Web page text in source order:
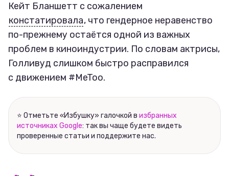
Рецепты
Ваши истории
Соцсети
Кейт Бланшетт с сожалением
констатировала, что гендерное неравенство
по-прежнему остаётся одной из важных
проблем в киноиндустрии. По словам актрисы,
Голливуд слишком быстро расправился
с движением #MeToo.
⭐ Отметьте «Избушку» галочкой в избранных
источниках Google: так вы чаще будете видеть
проверенные статьи и поддержите нас.